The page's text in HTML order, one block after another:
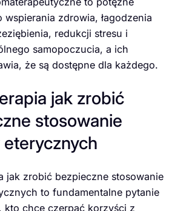
wspierania zdrowia, łagodzenia
redukcji stresu i
samopoczucia, a ich
że są dostępne dla każdego.
jak zrobić
stosowanie
jak zrobić bezpieczne stosowanie
to fundamentalne pytanie
kto chce czerpać korzyści z